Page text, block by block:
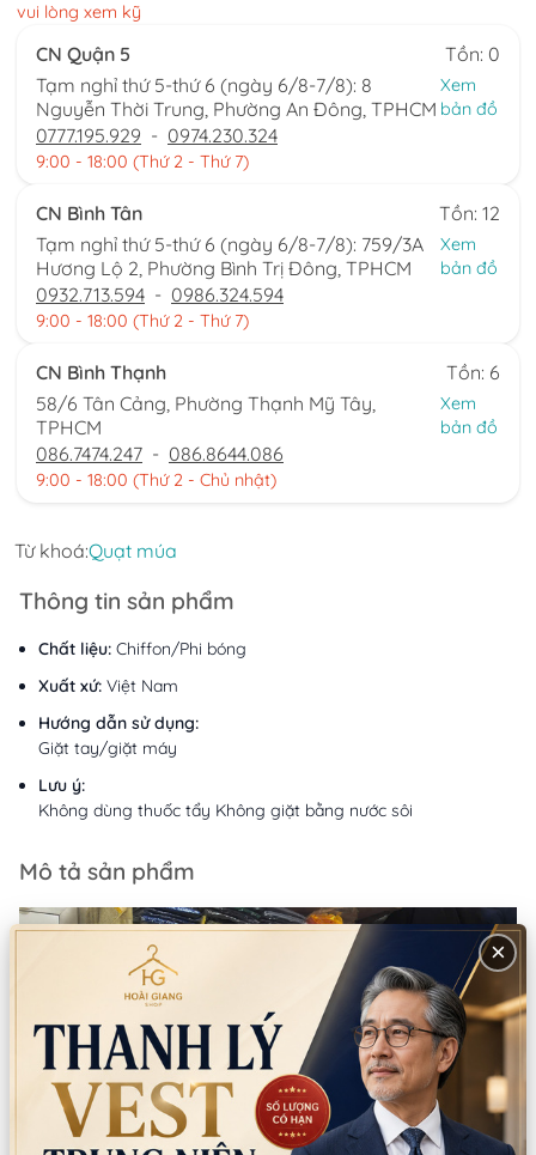
vui lòng xem kỹ
CN Quận 5
Tồn: 0
Tạm nghỉ thứ 5-thứ 6 (ngày 6/8-7/8): 8
Nguyễn Thời Trung, Phường An Đông, TPHCM
Xem
bản đồ
0777.195.929 - 0974.230.324
9:00 - 18:00 (Thứ 2 - Thứ 7)
CN Bình Tân
Tồn: 12
Tạm nghỉ thứ 5-thứ 6 (ngày 6/8-7/8): 759/3A
Hương Lộ 2, Phường Bình Trị Đông, TPHCM
Xem
bản đồ
0932.713.594 - 0986.324.594
9:00 - 18:00 (Thứ 2 - Thứ 7)
CN Bình Thạnh
Tồn: 6
58/6 Tân Cảng, Phường Thạnh Mỹ Tây,
TPHCM
Xem
bản đồ
086.7474.247 - 086.8644.086
9:00 - 18:00 (Thứ 2 - Chủ nhật)
Từ khoá:Quạt múa
Thông tin sản phẩm
Chất liệu: Chiffon/Phi bóng
Xuất xứ: Việt Nam
Hướng dẫn sử dụng:
Giặt tay/giặt máy
Lưu ý:
Không dùng thuốc tẩy Không giặt bằng nước sôi
Mô tả sản phẩm
×